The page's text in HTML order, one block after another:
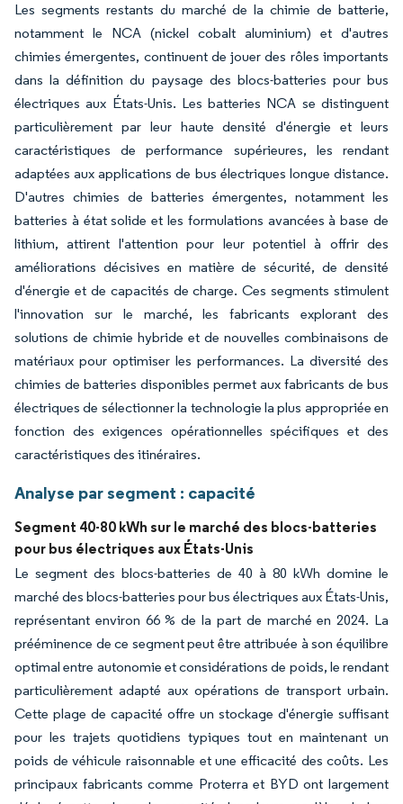
Les segments restants du marché de la chimie de batterie,
notamment le NCA (nickel cobalt aluminium) et d'autres
chimies émergentes, continuent de jouer des rôles importants
dans la définition du paysage des blocs-batteries pour bus
électriques aux États-Unis. Les batteries NCA se distinguent
particulièrement par leur haute densité d'énergie et leurs
caractéristiques de performance supérieures, les rendant
adaptées aux applications de bus électriques longue distance.
D'autres chimies de batteries émergentes, notamment les
batteries à état solide et les formulations avancées à base de
lithium, attirent l'attention pour leur potentiel à offrir des
améliorations décisives en matière de sécurité, de densité
d'énergie et de capacités de charge. Ces segments stimulent
l'innovation sur le marché, les fabricants explorant des
solutions de chimie hybride et de nouvelles combinaisons de
matériaux pour optimiser les performances. La diversité des
chimies de batteries disponibles permet aux fabricants de bus
électriques de sélectionner la technologie la plus appropriée en
fonction des exigences opérationnelles spécifiques et des
caractéristiques des itinéraires.
Analyse par segment : capacité
Segment 40-80 kWh sur le marché des blocs-batteries
pour bus électriques aux États-Unis
Le segment des blocs-batteries de 40 à 80 kWh domine le
marché des blocs-batteries pour bus électriques aux États-Unis,
représentant environ 66 % de la part de marché en 2024. La
prééminence de ce segment peut être attribuée à son équilibre
optimal entre autonomie et considérations de poids, le rendant
particulièrement adapté aux opérations de transport urbain.
Cette plage de capacité offre un stockage d'énergie suffisant
pour les trajets quotidiens typiques tout en maintenant un
poids de véhicule raisonnable et une efficacité des coûts. Les
principaux fabricants comme Proterra et BYD ont largement